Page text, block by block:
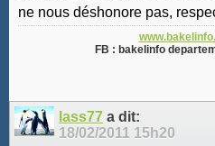
ne nous déshonore pas,
FB : bakelinfo
lass77 a dit:
18/02/2011 15h20